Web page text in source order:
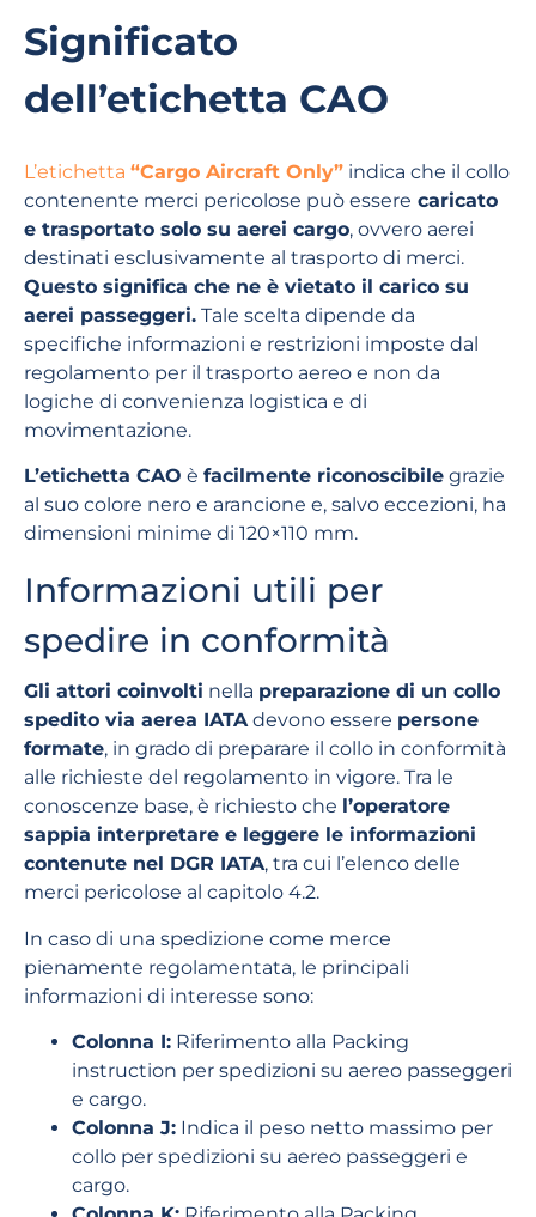
Significato
dell’etichetta CAO
L’etichetta “Cargo Aircraft Only” indica che il collo
contenente merci pericolose può essere caricato
e trasportato solo su aerei cargo, ovvero aerei
destinati esclusivamente al trasporto di merci.
Questo significa che ne è vietato il carico su
aerei passeggeri. Tale scelta dipende da
specifiche informazioni e restrizioni imposte dal
regolamento per il trasporto aereo e non da
logiche di convenienza logistica e di
movimentazione.
L’etichetta CAO è facilmente riconoscibile grazie
al suo colore nero e arancione e, salvo eccezioni, ha
dimensioni minime di 120×110 mm.
Informazioni utili per
spedire in conformità
Gli attori coinvolti nella preparazione di un collo
spedito via aerea IATAdevono essere persone
formate, in grado di preparare il collo in conformità
alle richieste del regolamento in vigore. Tra le
conoscenze base, è richiesto che l’operatore
sappia interpretare e leggere le informazioni
contenute nel DGR IATA, tra cui l’elenco delle
merci pericolose al capitolo 4.2.
In caso di una spedizione come merce
pienamente regolamentata, le principali
informazioni di interesse sono:
Colonna I: Riferimento alla Packing
instruction per spedizioni su aereo passeggeri
e cargo.
Colonna J: Indica il peso netto massimo per
collo per spedizioni su aereo passeggeri e
cargo.